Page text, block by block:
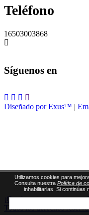
Teléfono
16503003868
Síguenos en
Diseñado por Exus™ |
¡Gestiona tus eventos
Todos los derechos
Utilizamos cookies para
Consulta nuestra Política de
inhabilitarlas. Si continúas